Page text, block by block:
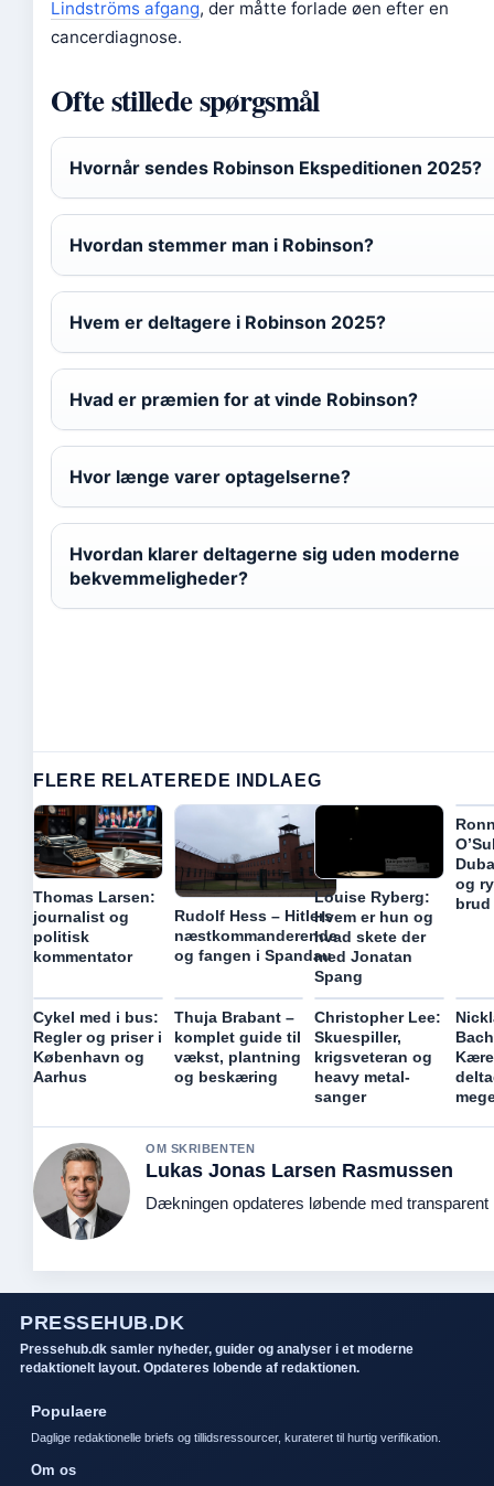
Lindströms afgang, der måtte forlade øen efter en
cancerdiagnose.
Ofte stillede spørgsmål
Hvornår sendes Robinson Ekspeditionen 2025?
Hvordan stemmer man i Robinson?
Hvem er deltagere i Robinson 2025?
Hvad er præmien for at vinde Robinson?
Hvor længe varer optagelserne?
Hvordan klarer deltagerne sig uden moderne
bekvemmeligheder?
FLERE RELATEREDE INDLAEG
Thomas Larsen:
journalist og
politisk
kommentator
Rudolf Hess – Hitlers
næstkommanderende
og fangen i Spandau
Louise Ryberg:
Hvem er hun og
hvad skete der
med Jonatan
Spang
og
brud
Cykel med i bus:
Regler og priser i
København og
Aarhus
Thuja Brabant –
komplet guide til
vækst, plantning
og beskæring
Christopher Lee:
Skuespiller,
krigsveteran og
heavy metal-
sanger
OM SKRIBENTEN
Lukas Jonas Larsen Rasmussen
Dækningen opdateres løbende med transparent
PRESSEHUB.DK
Pressehub.dk samler nyheder, guider og analyser i et moderne
redaktionelt layout. Opdateres lobende af redaktionen.
Populaere
Daglige redaktionelle briefs og tillidsressourcer, kurateret til hurtig verifikation.
Om os